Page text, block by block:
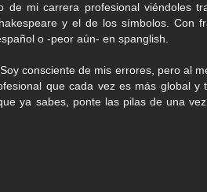
de mi carrera profesional viéndoles
y el de los símbolos. Con
o -peor aún- en spanglish.
consciente de mis errores, pero al
que cada vez es más global y
ya sabes, ponte las pilas de una